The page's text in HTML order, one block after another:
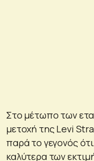
Στο μέτωπο των
μετοχή της Levi
παρά το γεγονός
καλύτερα των